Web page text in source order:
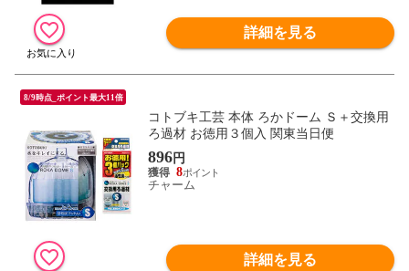
詳細を見る
8/9時点_ポイント最大11倍
コトブキ工芸 本体 ろかドーム Ｓ＋交換用
ろ過材 お徳用３個入 関東当日便
896円
8
チャーム
詳細を見る